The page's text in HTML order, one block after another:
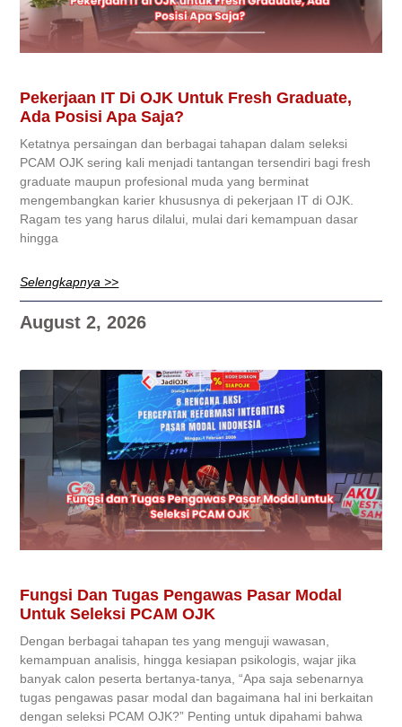
Pekerjaan IT Di OJK Untuk Fresh Graduate,
Ada Posisi Apa Saja?
Ketatnya persaingan dan berbagai tahapan dalam seleksi
PCAM OJK sering kali menjadi tantangan tersendiri bagi fresh
graduate maupun profesional muda yang berminat
mengembangkan karier khususnya di pekerjaan IT di OJK.
Ragam tes yang harus dilalui, mulai dari kemampuan dasar
hingga
Selengkapnya >>
August 2, 2026
Fungsi Dan Tugas Pengawas Pasar Modal
Untuk Seleksi PCAM OJK
Dengan berbagai tahapan tes yang menguji wawasan,
kemampuan analisis, hingga kesiapan psikologis, wajar jika
banyak calon peserta bertanya-tanya, “Apa saja sebenarnya
tugas pengawas pasar modal dan bagaimana hal ini berkaitan
dengan seleksi PCAM OJK?” Penting untuk dipahami bahwa